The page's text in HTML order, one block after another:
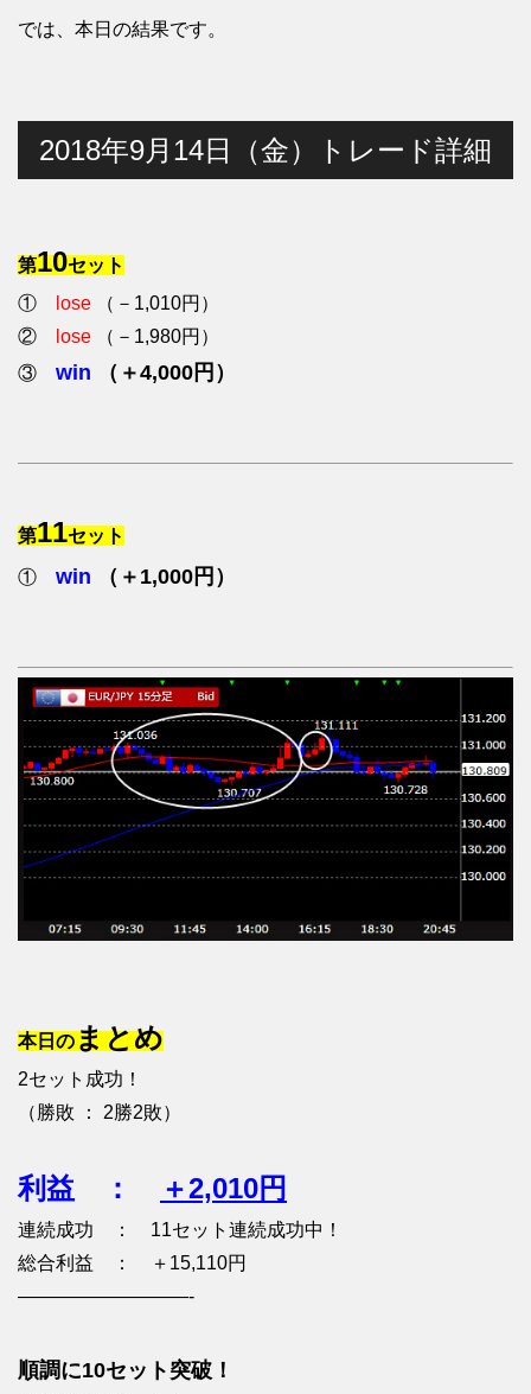
では、本日の結果です。
2018年9月14日（金）トレード詳細
第10セット
①
lose （－1,010円）
②
lose （－1,980円）
③ win （＋4,000円）
第11セット
① win （＋1,000円）
本日のまとめ
2セット成功！
（勝敗 ： 2勝2敗）
利益 ： ＋2,010円
連続成功 ： 11セット連続成功中！
総合利益 ： ＋15,110円
—————————-
順調に10セット突破！